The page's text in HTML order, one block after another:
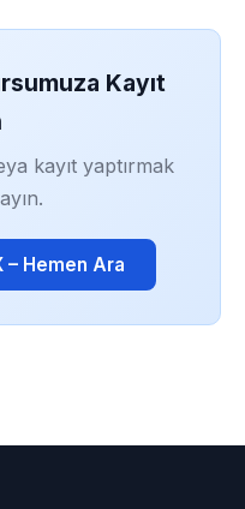
Kayıt
kayıt yaptırmak
– Hemen Ara